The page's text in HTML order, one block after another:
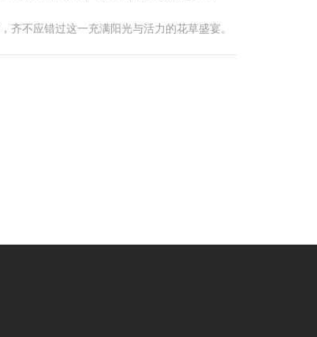
不应错过这一充满阳光与活力的花草盛宴。